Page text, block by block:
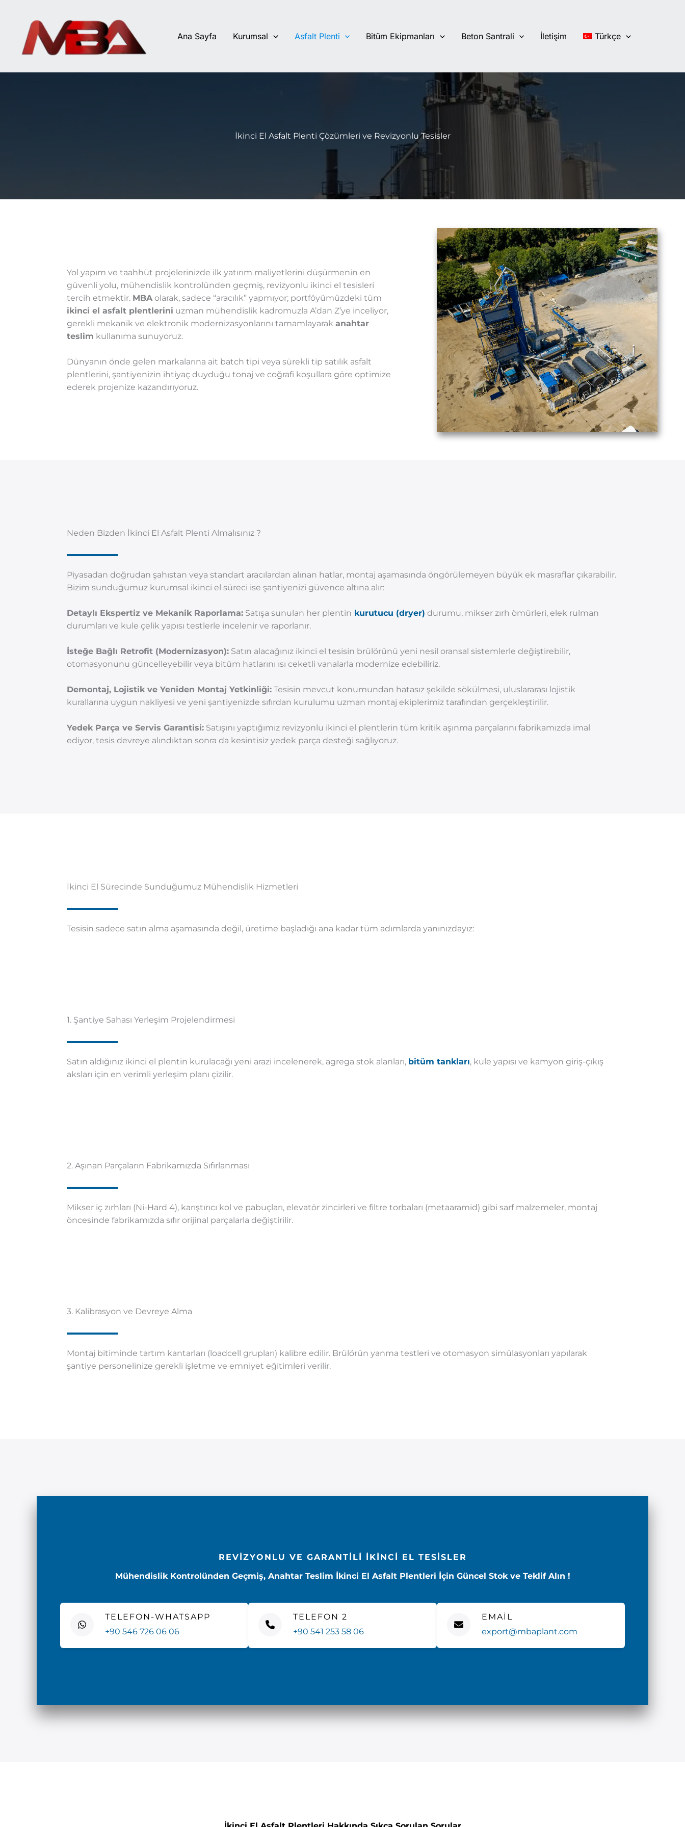
Ana Sayfa Kurumsal Asfalt Plenti Bitüm Ekipmanları Beton Santrali İletişim Türkçe
İkinci El Asfalt Plenti Çözümleri ve Revizyonlu Tesisler
Yol yapım ve taahhüt projelerinizde ilk yatırım maliyetlerini düşürmenin en
güvenli yolu, mühendislik kontrolünden geçmiş, revizyonlu ikinci el tesisleri
tercih etmektir. MBAolarak, sadece “aracılık” yapmıyor; portföyümüzdeki tüm
ikinci el asfalt plentlerini uzman mühendislik kadromuzla A’dan Z’ye inceliyor,
gerekli mekanik ve elektronik modernizasyonlarını tamamlayarak anahtar
teslim kullanıma sunuyoruz.
Dünyanın önde gelen markalarına ait batch tipi veya sürekli tip satılık asfalt
plentlerini, şantiyenizin ihtiyaç duyduğu tonaj ve coğrafi koşullara göre optimize
ederek projenize kazandırıyoruz.
Neden Bizden İkinci El Asfalt Plenti Almalısınız ?
Piyasadan doğrudan şahıstan veya standart aracılardan alınan hatlar, montaj aşamasında öngörülemeyen büyük ek masraflar çıkarabilir.
Bizim sunduğumuz kurumsal ikinci el süreci ise şantiyenizi güvence altına alır:
Detaylı Ekspertiz ve Mekanik Raporlama:Satışa sunulan her plentin kurutucu (dryer) durumu, mikser zırh ömürleri, elek rulman
durumları ve kule çelik yapısı testlerle incelenir ve raporlanır.
İsteğe Bağlı Retrofit (Modernizasyon):Satın alacağınız ikinci el tesisin brülörünü yeni nesil oransal sistemlerle değiştirebilir,
otomasyonunu güncelleyebilir veya bitüm hatlarını ısı ceketli vanalarla modernize edebiliriz.
Demontaj, Lojistik ve Yeniden Montaj Yetkinliği:Tesisin mevcut konumundan hatasız şekilde sökülmesi, uluslararası lojistik
kurallarına uygun nakliyesi ve yeni şantiyenizde sıfırdan kurulumu uzman montaj ekiplerimiz tarafından gerçekleştirilir.
Yedek Parça ve Servis Garantisi:Satışını yaptığımız revizyonlu ikinci el plentlerin tüm kritik aşınma parçalarını fabrikamızda imal
ediyor, tesis devreye alındıktan sonra da kesintisiz yedek parça desteği sağlıyoruz.
İkinci El Sürecinde Sunduğumuz Mühendislik Hizmetleri
Tesisin sadece satın alma aşamasında değil, üretime başladığı ana kadar tüm adımlarda yanınızdayız:
1. Şantiye Sahası Yerleşim Projelendirmesi
Satın aldığınız ikinci el plentin kurulacağı yeni arazi incelenerek, agrega stok alanları, bitüm tankları, kule yapısı ve kamyon giriş-çıkış
aksları için en verimli yerleşim planı çizilir.
2. Aşınan Parçaların Fabrikamızda Sıfırlanması
Mikser iç zırhları (Ni-Hard 4), karıştırıcı kol ve pabuçları, elevatör zincirleri ve filtre torbaları (metaaramid) gibi sarf malzemeler, montaj
öncesinde fabrikamızda sıfır orijinal parçalarla değiştirilir.
3. Kalibrasyon ve Devreye Alma
Montaj bitiminde tartım kantarları (loadcell grupları) kalibre edilir. Brülörün yanma testleri ve otomasyon simülasyonları yapılarak
şantiye personelinize gerekli işletme ve emniyet eğitimleri verilir.
REVİZYONLU VE GARANTİLİ İKİNCİ EL TESİSLER
Mühendislik Kontrolünden Geçmiş, Anahtar Teslim İkinci El Asfalt Plentleri İçin Güncel Stok ve Teklif Alın !
TELEFON-WHATSAPP
+90 546 726 06 06
TELEFON 2
+90 541 253 58 06
EMAIL
export@mbaplant.com